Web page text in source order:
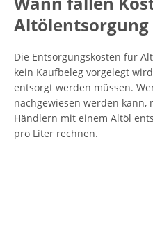
Altölentsorgung
Die Entsorgungskosten für
kein Kaufbeleg vorgelegt
entsorgt werden müssen.
nachgewiesen werden kann,
Händlern mit einem Altöl
pro Liter rechnen.